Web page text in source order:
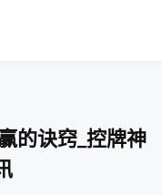
的诀窍_控牌神